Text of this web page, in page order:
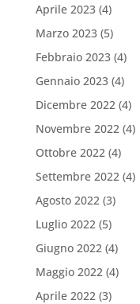
Aprile 2023(4)
Marzo 2023(5)
Febbraio 2023(4)
Gennaio 2023(4)
Dicembre 2022(4)
Novembre 2022(4)
Ottobre 2022(4)
Settembre 2022(4)
Agosto 2022(3)
Luglio 2022(5)
Giugno 2022(4)
Maggio 2022(4)
Aprile 2022(3)